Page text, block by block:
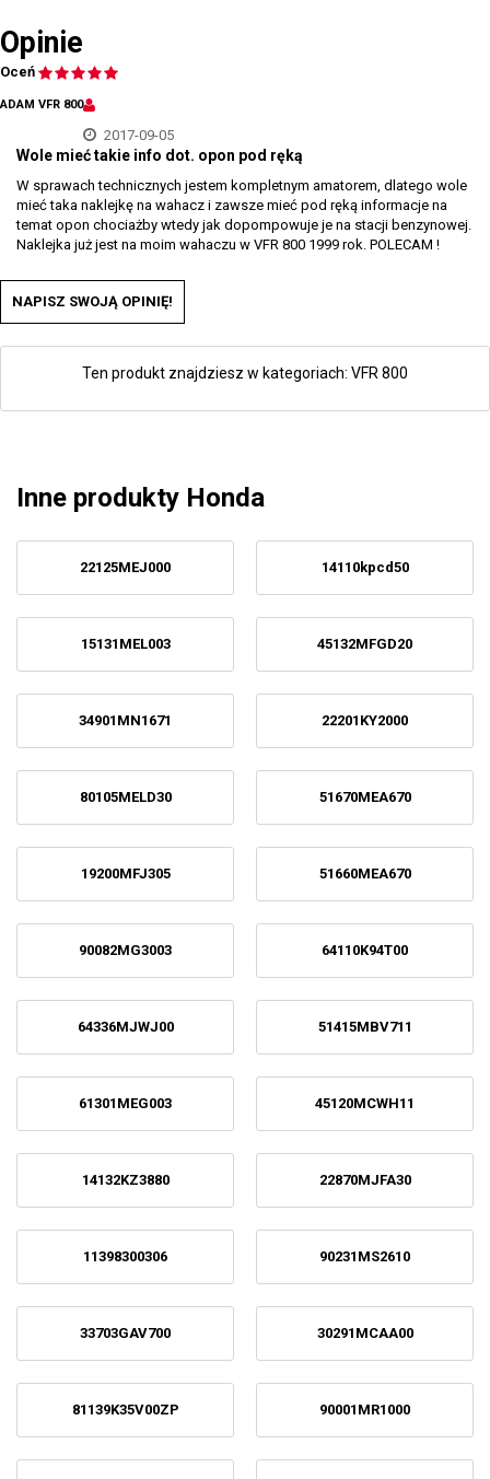
Opinie
Oceń
ADAM VFR 800
2017-09-05
Wole mieć takie info dot. opon pod ręką
W sprawach technicznych jestem kompletnym amatorem, dlatego wole
mieć taka naklejkę na wahacz i zawsze mieć pod ręką informacje na
temat opon chociażby wtedy jak dopompowuje je na stacji benzynowej.
Naklejka już jest na moim wahaczu w VFR 800 1999 rok. POLECAM !
NAPISZ SWOJĄ OPINIĘ!
Ten produkt znajdziesz w kategoriach: VFR 800
Inne produkty Honda
22125MEJ000 14110kpcd50
15131MEL003 45132MFGD20
34901MN1671 22201KY2000
80105MELD30 51670MEA670
19200MFJ305 51660MEA670
90082MG3003 64110K94T00
64336MJWJ00 51415MBV711
61301MEG003 45120MCWH11
14132KZ3880 22870MJFA30
11398300306 90231MS2610
33703GAV700 30291MCAA00
81139K35V00ZP 90001MR1000